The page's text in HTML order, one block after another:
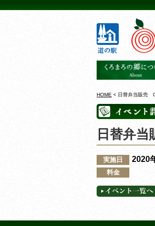
HOME < 日替弁当販売
日替弁
実施日 2020
料金